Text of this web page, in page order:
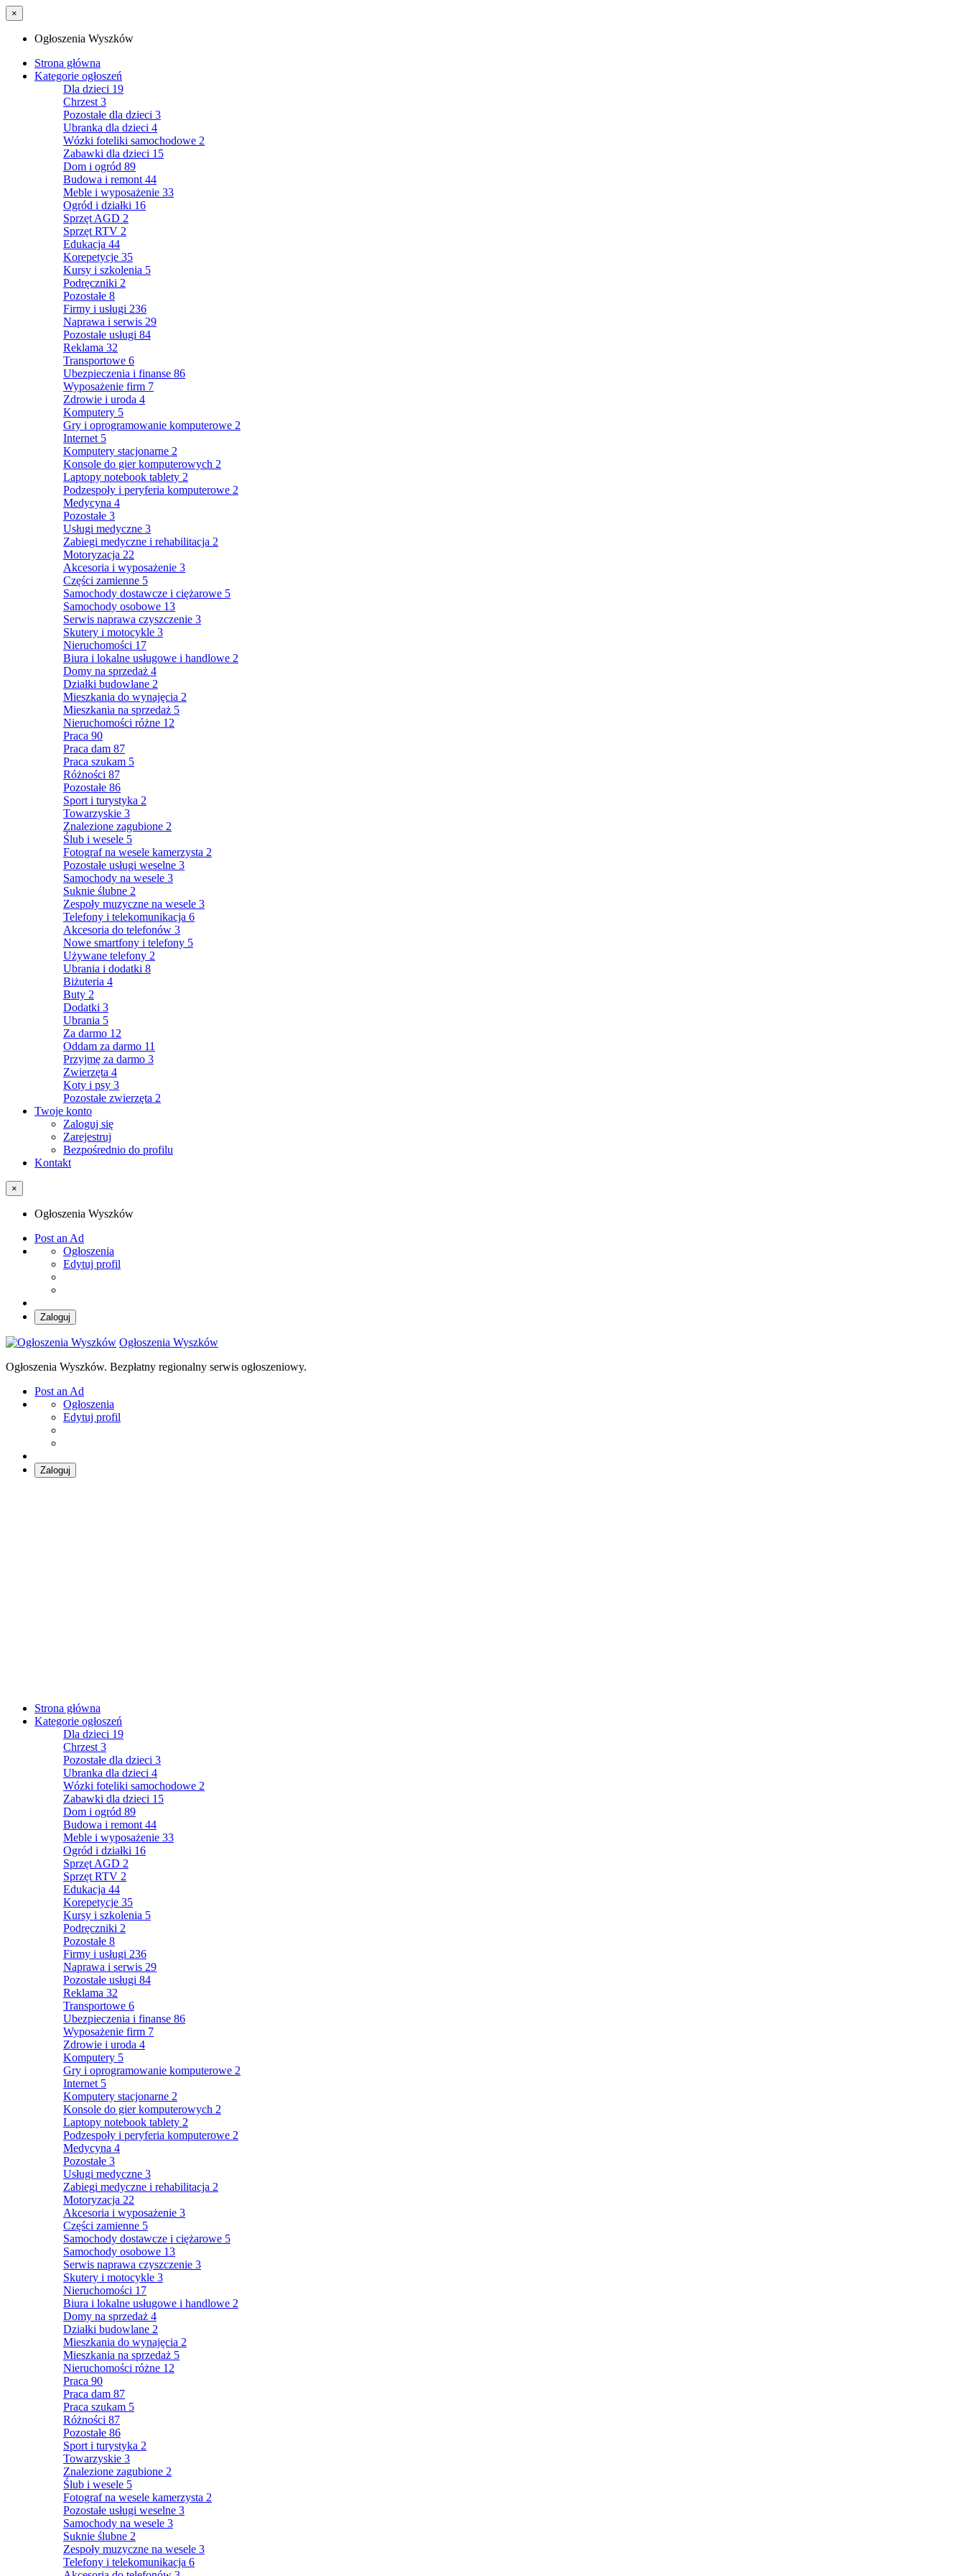
×
Ogłoszenia Wyszków
Strona główna
Kategorie ogłoszeń
Dla dzieci 19
Chrzest 3
Pozostałe dla dzieci 3
Ubranka dla dzieci 4
Wózki foteliki samochodowe 2
Zabawki dla dzieci 15
Dom i ogród 89
Budowa i remont 44
Meble i wyposażenie 33
Ogród i działki 16
Sprzęt AGD 2
Sprzęt RTV 2
Edukacja 44
Korepetycje 35
Kursy i szkolenia 5
Podręczniki 2
Pozostałe 8
Firmy i usługi 236
Naprawa i serwis 29
Pozostałe usługi 84
Reklama 32
Transportowe 6
Ubezpieczenia i finanse 86
Wyposażenie firm 7
Zdrowie i uroda 4
Komputery 5
Gry i oprogramowanie komputerowe 2
Internet 5
Komputery stacjonarne 2
Konsole do gier komputerowych 2
Laptopy notebook tablety 2
Podzespoły i peryferia komputerowe 2
Medycyna 4
Pozostałe 3
Usługi medyczne 3
Zabiegi medyczne i rehabilitacja 2
Motoryzacja 22
Akcesoria i wyposażenie 3
Części zamienne 5
Samochody dostawcze i ciężarowe 5
Samochody osobowe 13
Serwis naprawa czyszczenie 3
Skutery i motocykle 3
Nieruchomości 17
Biura i lokalne usługowe i handlowe 2
Domy na sprzedaż 4
Działki budowlane 2
Mieszkania do wynajęcia 2
Mieszkania na sprzedaż 5
Nieruchomości różne 12
Praca 90
Praca dam 87
Praca szukam 5
Różności 87
Pozostałe 86
Sport i turystyka 2
Towarzyskie 3
Znalezione zagubione 2
Ślub i wesele 5
Fotograf na wesele kamerzysta 2
Pozostałe usługi weselne 3
Samochody na wesele 3
Suknie ślubne 2
Zespoły muzyczne na wesele 3
Telefony i telekomunikacja 6
Akcesoria do telefonów 3
Nowe smartfony i telefony 5
Używane telefony 2
Ubrania i dodatki 8
Biżuteria 4
Buty 2
Dodatki 3
Ubrania 5
Za darmo 12
Oddam za darmo 11
Przyjmę za darmo 3
Zwierzęta 4
Koty i psy 3
Pozostałe zwierzęta 2
Twoje konto
Zaloguj się
Zarejestruj
Bezpośrednio do profilu
Kontakt
×
Ogłoszenia Wyszków
Post an Ad
Ogłoszenia
Edytuj profil
Zaloguj
Ogłoszenia Wyszków
Ogłoszenia Wyszków. Bezpłatny regionalny serwis ogłoszeniowy.
Post an Ad
Ogłoszenia
Edytuj profil
Zaloguj
Strona główna
Kategorie ogłoszeń
Dla dzieci 19
Chrzest 3
Pozostałe dla dzieci 3
Ubranka dla dzieci 4
Wózki foteliki samochodowe 2
Zabawki dla dzieci 15
Dom i ogród 89
Budowa i remont 44
Meble i wyposażenie 33
Ogród i działki 16
Sprzęt AGD 2
Sprzęt RTV 2
Edukacja 44
Korepetycje 35
Kursy i szkolenia 5
Podręczniki 2
Pozostałe 8
Firmy i usługi 236
Naprawa i serwis 29
Pozostałe usługi 84
Reklama 32
Transportowe 6
Ubezpieczenia i finanse 86
Wyposażenie firm 7
Zdrowie i uroda 4
Komputery 5
Gry i oprogramowanie komputerowe 2
Internet 5
Komputery stacjonarne 2
Konsole do gier komputerowych 2
Laptopy notebook tablety 2
Podzespoły i peryferia komputerowe 2
Medycyna 4
Pozostałe 3
Usługi medyczne 3
Zabiegi medyczne i rehabilitacja 2
Motoryzacja 22
Akcesoria i wyposażenie 3
Części zamienne 5
Samochody dostawcze i ciężarowe 5
Samochody osobowe 13
Serwis naprawa czyszczenie 3
Skutery i motocykle 3
Nieruchomości 17
Biura i lokalne usługowe i handlowe 2
Domy na sprzedaż 4
Działki budowlane 2
Mieszkania do wynajęcia 2
Mieszkania na sprzedaż 5
Nieruchomości różne 12
Praca 90
Praca dam 87
Praca szukam 5
Różności 87
Pozostałe 86
Sport i turystyka 2
Towarzyskie 3
Znalezione zagubione 2
Ślub i wesele 5
Fotograf na wesele kamerzysta 2
Pozostałe usługi weselne 3
Samochody na wesele 3
Suknie ślubne 2
Zespoły muzyczne na wesele 3
Telefony i telekomunikacja 6